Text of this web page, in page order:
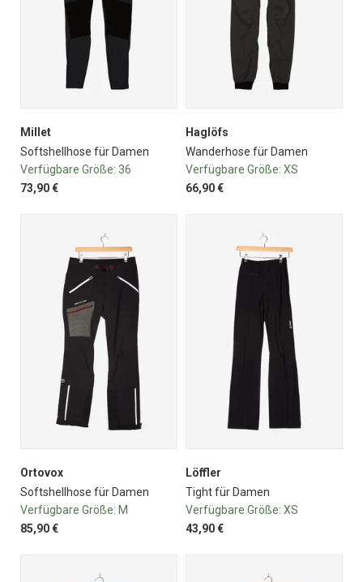
Millet
Softshellhose für Damen
Verfügbare Größe: 36
73,90 €
Haglöfs
Wanderhose für Damen
Verfügbare Größe: XS
66,90 €
Ortovox
Softshellhose für Damen
Verfügbare Größe: M
85,90 €
Löffler
Tight für Damen
Verfügbare Größe: XS
43,90 €